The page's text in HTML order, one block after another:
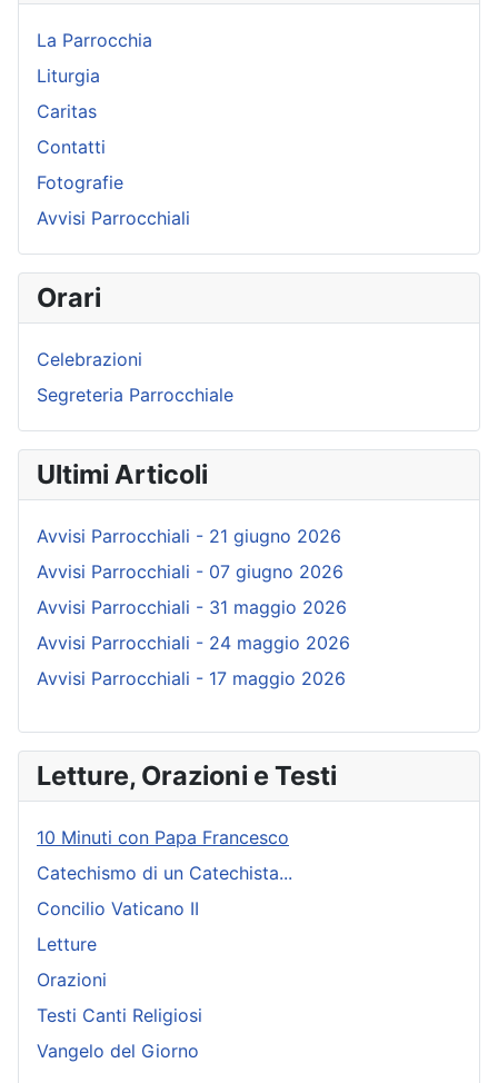
La Parrocchia
Liturgia
Caritas
Contatti
Fotografie
Avvisi Parrocchiali
Orari
Celebrazioni
Segreteria Parrocchiale
Ultimi Articoli
Avvisi Parrocchiali - 21 giugno 2026
Avvisi Parrocchiali - 07 giugno 2026
Avvisi Parrocchiali - 31 maggio 2026
Avvisi Parrocchiali - 24 maggio 2026
Avvisi Parrocchiali - 17 maggio 2026
Letture, Orazioni e Testi
10 Minuti con Papa Francesco
Catechismo di un Catechista...
Concilio Vaticano II
Letture
Orazioni
Testi Canti Religiosi
Vangelo del Giorno